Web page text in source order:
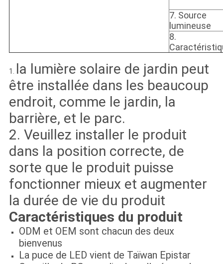
7. Source
lumineuse
8.
1.
la lumière solaire de jardin peut
être installée dans les beaucoup
endroit, comme le jardin, la
barrière, et le parc.
2. Veuillez installer le produit
dans la position correcte, de
sorte que le produit puisse
fonctionner mieux et augmenter
la durée de vie du produit
Caractéristiques du produit
ODM et OEM sont chacun des deux
bienvenus
La puce de LED vient de Taïwan Epistar